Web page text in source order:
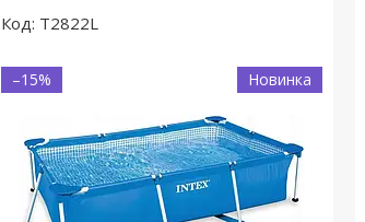
T2822L
Новинка
–15%